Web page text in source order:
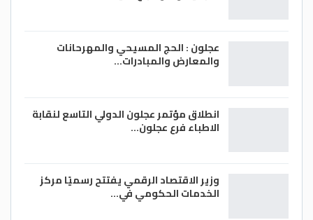
عجلون : الحج المسيحي والمهرحانات
والمعارض والمبادرات…
انطلاق مؤتمر عجلون الدولي التاسع لنقابة
الاطباء فرع عجلون…
وزير الاقتصاد الرقمي يفتتح رسميًا مركز
الخدمات الحكومي في…